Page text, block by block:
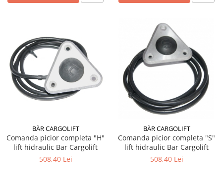
BÄR CARGOLIFT
Comanda picior completa "H"
lift hidraulic Bar Cargolift
508,40 Lei
BÄR CARGOLIFT
Comanda picior completa "S"
lift hidraulic Bar Cargolift
508,40 Lei